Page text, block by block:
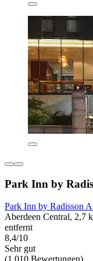
Park Inn by
Park Inn by Radisson
Aberdeen Central, 2,7
entfernt
8,4/10
Sehr gut